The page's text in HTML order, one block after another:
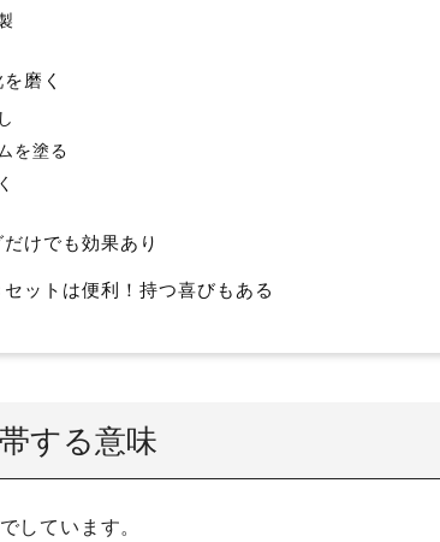
磨く
を塗る
けでも効果あり
ットは便利！持つ喜びもある
する意味
しています。